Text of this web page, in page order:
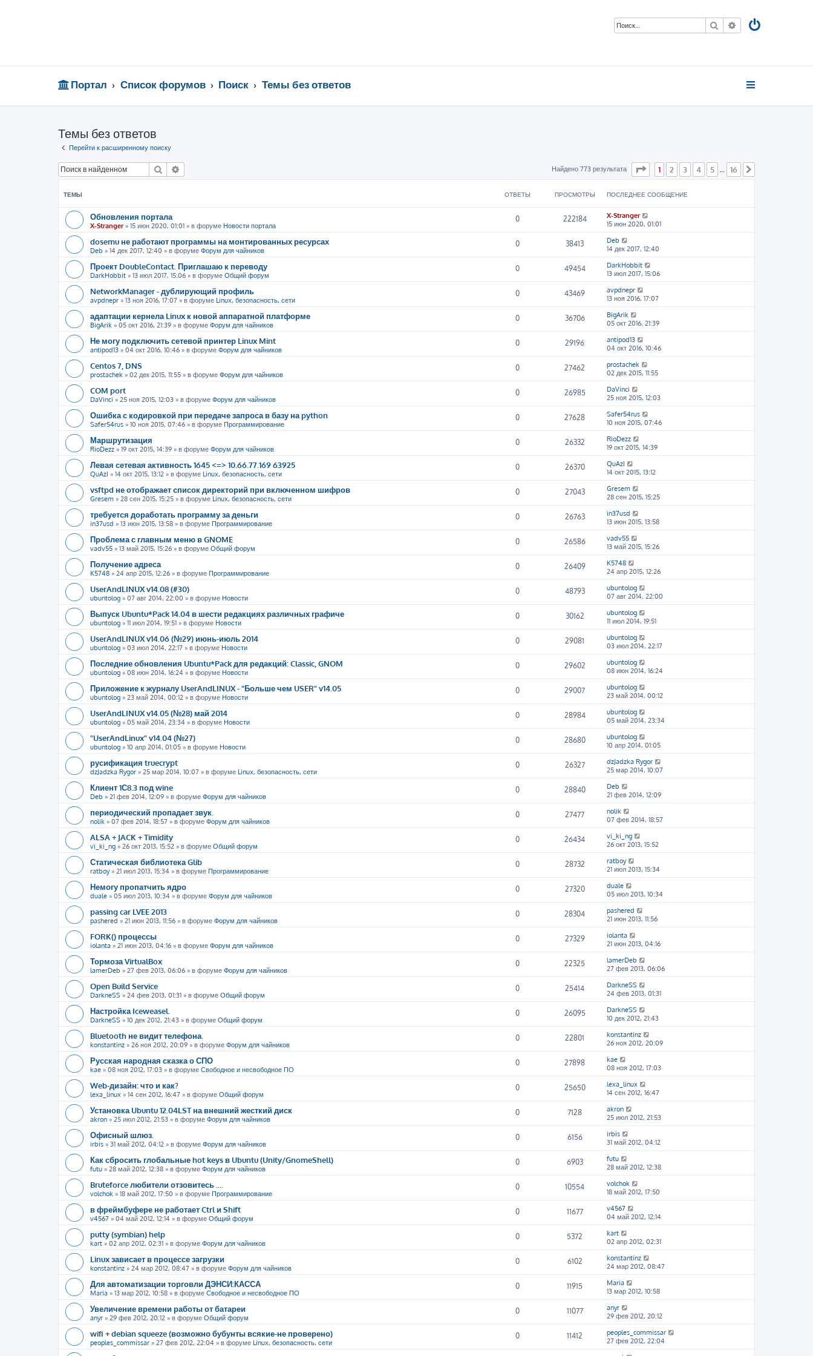
Поиск Расширенный
Портал Список форумов Поиск Темы без ответов
Темы без ответов
Перейти к расширенному поиску
Поиск Найдено 773 результата Страница из
1 2 3 4 5 16
ТЕМЫ ОТВЕТЫ ПРОСМОТРЫ ПОСЛЕДНЕЕ СООБЩЕНИЕ
Обновления портала
X-Stranger» 15 июн 2020, 01:01 » в форуме Новости портала
0 222184
X-Stranger
15 июн 2020, 01:01
dosemu не работают программы на монтированных ресурсах
Deb » 14 дек 2017, 12:40 » в форуме Форум для чайников
0 38413
Deb
14 дек 2017, 12:40
Проект DoubleContact. Приглашаю к переводу
DarkHobbit » 13 июл 2017, 15:06 » в форуме Общий форум
0 49454
DarkHobbit
13 июл 2017, 15:06
NetworkManager - дублирующий профиль
avpdnepr » 13 ноя 2016, 17:07 » в форуме Linux, безопасность, сети
0 43469
avpdnepr
13 ноя 2016, 17:07
адаптации кернела Linux к новой аппаратной платформе
BigArik » 05 окт 2016, 21:39 » в форуме Форум для чайников
0 36706
BigArik
05 окт 2016, 21:39
Не могу подключить сетевой принтер Linux Mint
antipod13 » 04 окт 2016, 10:46 » в форуме Форум для чайников
0 29196
antipod13
04 окт 2016, 10:46
Centos 7, DNS
prostachek » 02 дек 2015, 11:55 » в форуме Форум для чайников
0 27462
prostachek
02 дек 2015, 11:55
COM port
DaVinci » 25 ноя 2015, 12:03 » в форуме Форум для чайников
0 26985
DaVinci
25 ноя 2015, 12:03
Ошибка с кодировкой при передаче запроса в базу на python
Safer54rus » 10 ноя 2015, 07:46 » в форуме Программирование
0 27628
Safer54rus
10 ноя 2015, 07:46
Маршрутизация
RioDezz » 19 окт 2015, 14:39 » в форуме Форум для чайников
0 26332
RioDezz
19 окт 2015, 14:39
Левая сетевая активность 1645 <=> 10.66.77.169 63925
QuAzI » 14 окт 2015, 13:12 » в форуме Linux, безопасность, сети
0 26370
QuAzI
14 окт 2015, 13:12
vsftpd не отображает список директорий при включенном шифров
Gresem » 28 сен 2015, 15:25 » в форуме Linux, безопасность, сети
0 27043
Gresem
28 сен 2015, 15:25
требуется доработать программу за деньги
in37usd » 13 июн 2015, 13:58 » в форуме Программирование
0 26763
in37usd
13 июн 2015, 13:58
Проблема с главным меню в GNOME
vadv55 » 13 май 2015, 15:26 » в форуме Общий форум
0 26586
vadv55
13 май 2015, 15:26
Получение адреса
K5748 » 24 апр 2015, 12:26 » в форуме Программирование
0 26409
K5748
24 апр 2015, 12:26
UserAndLINUX v14.08 (#30)
ubuntolog » 07 авг 2014, 22:00 » в форуме Новости
0 48793
ubuntolog
07 авг 2014, 22:00
Выпуск Ubuntu*Pack 14.04 в шести редакциях различных графиче
ubuntolog » 11 июл 2014, 19:51 » в форуме Новости
0 30162
ubuntolog
11 июл 2014, 19:51
UserAndLINUX v14.06 (№29) июнь-июль 2014
ubuntolog » 03 июл 2014, 22:17 » в форуме Новости
0 29081
ubuntolog
03 июл 2014, 22:17
Последние обновления Ubuntu*Pack для редакций: Classic, GNOM
ubuntolog » 08 июн 2014, 16:24 » в форуме Новости
0 29602
ubuntolog
08 июн 2014, 16:24
Приложение к журналу UserAndLINUX - "Больше чем USER" v14.05
ubuntolog » 23 май 2014, 00:12 » в форуме Новости
0 29007
ubuntolog
23 май 2014, 00:12
UserAndLINUX v14.05 (№28) май 2014
ubuntolog » 05 май 2014, 23:34 » в форуме Новости
0 28984
ubuntolog
05 май 2014, 23:34
"UserAndLinux" v14.04 (№27)
ubuntolog » 10 апр 2014, 01:05 » в форуме Новости
0 28680
ubuntolog
10 апр 2014, 01:05
русификация truecrypt
dzJadzka Rygor » 25 мар 2014, 10:07 » в форуме Linux, безопасность, сети
0 26327
dzJadzka Rygor
25 мар 2014, 10:07
Клиент 1С8.3 под wine
Deb » 21 фев 2014, 12:09 » в форуме Форум для чайников
0 28840
Deb
21 фев 2014, 12:09
периодический пропадает звук.
nolik » 07 фев 2014, 18:57 » в форуме Форум для чайников
0 27477
nolik
07 фев 2014, 18:57
ALSA + JACK + Timidity
vi_ki_ng » 26 окт 2013, 15:52 » в форуме Общий форум
0 26434
vi_ki_ng
26 окт 2013, 15:52
Статическая библиотека Glib
ratboy» 21 июл 2013, 15:34 » в форуме Программирование
0 28732
ratboy
21 июл 2013, 15:34
Немогу пропатчить ядро
duale » 05 июл 2013, 10:34 » в форуме Форум для чайников
0 27320
duale
05 июл 2013, 10:34
passing car LVEE 2013
pashered » 21 июн 2013, 11:56 » в форуме Форум для чайников
0 28304
pashered
21 июн 2013, 11:56
FORK() процессы
iolanta » 21 июн 2013, 04:16 » в форуме Форум для чайников
0 27329
iolanta
21 июн 2013, 04:16
Тормоза VirtualBox
lamerDeb » 27 фев 2013, 06:06 » в форуме Форум для чайников
0 22325
lamerDeb
27 фев 2013, 06:06
Open Build Service
DarkneSS » 24 фев 2013, 01:31 » в форуме Общий форум
0 25414
DarkneSS
24 фев 2013, 01:31
Настройка Iceweasel.
DarkneSS » 10 дек 2012, 21:43 » в форуме Общий форум
0 26095
DarkneSS
10 дек 2012, 21:43
Bluetooth не видит телефона.
konstantinz » 26 ноя 2012, 20:09 » в форуме Форум для чайников
0 22801
konstantinz
26 ноя 2012, 20:09
Русская народная сказка о СПО
kae » 08 ноя 2012, 17:03 » в форуме Свободное и несвободное ПО
0 27898
kae
08 ноя 2012, 17:03
Web-дизайн: что и как?
lexa_linux » 14 сен 2012, 16:47 » в форуме Общий форум
0 25650
lexa_linux
14 сен 2012, 16:47
Установка Ubuntu 12.04LST на внешний жесткий диск
akron » 25 июл 2012, 21:53 » в форуме Форум для чайников
0 7128
akron
25 июл 2012, 21:53
Офисный шлюз.
irbis » 31 май 2012, 04:12 » в форуме Форум для чайников
0 6156
irbis
31 май 2012, 04:12
Как сбросить глобальные hot keys в Ubuntu (Unity/GnomeShell)
futu » 28 май 2012, 12:38 » в форуме Форум для чайников
0 6903
futu
28 май 2012, 12:38
Bruteforce любители отзовитесь ....
volchok » 18 май 2012, 17:50 » в форуме Программирование
0 10554
volchok
18 май 2012, 17:50
в фреймбуфере не работает Ctrl и Shift
v4567 » 04 май 2012, 12:14 » в форуме Общий форум
0 11677
v4567
04 май 2012, 12:14
putty (symbian) help
kart » 02 апр 2012, 02:31 » в форуме Форум для чайников
0 5372
kart
02 апр 2012, 02:31
Linux зависает в процессе загрузки
konstantinz » 24 мар 2012, 08:47 » в форуме Форум для чайников
0 6102
konstantinz
24 мар 2012, 08:47
Для автоматизации торговли ДЭНСИ:КАССА
Maria » 13 мар 2012, 10:58 » в форуме Свободное и несвободное ПО
0 11915
Maria
13 мар 2012, 10:58
Увеличение времени работы от батареи
anyr » 29 фев 2012, 20:12 » в форуме Общий форум
0 11077
anyr
29 фев 2012, 20:12
wifi + debian squeeze (возможно бубунты всякие-не проверено)
peoples_commissar » 27 фев 2012, 22:04 » в форуме Linux, безопасность, сети
0 11412
peoples_commissar
27 фев 2012, 22:04